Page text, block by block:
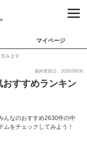
マイページ
みます
最終更新日：2026/08/06
おすすめランキン
んなのおすすめ2630件の中
をチェックしてみよう！